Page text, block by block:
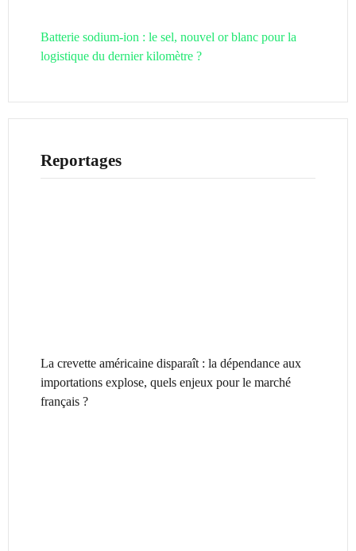
Batterie sodium-ion : le sel, nouvel or blanc pour la
logistique du dernier kilomètre ?
Reportages
La crevette américaine disparaît : la dépendance aux
importations explose, quels enjeux pour le marché
français ?